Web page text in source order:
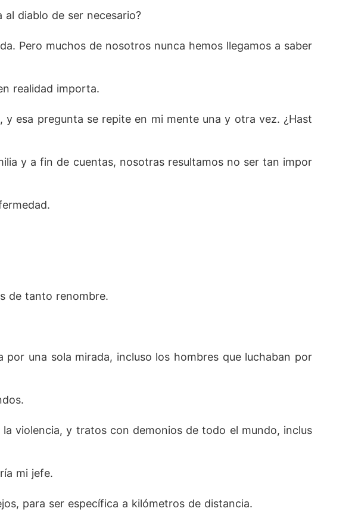
diablo de ser necesario?
Pero muchos de nosotros nunca hemos llegamos a saber
realidad importa.
esa pregunta se repite en mi mente una y otra vez. ¿Hast
y a fin de cuentas, nosotras resultamos no ser tan impor
de tanto renombre.
una sola mirada, incluso los hombres que luchaban por
violencia, y tratos con demonios de todo el mundo, inclus
mi jefe.
para ser específica a kilómetros de distancia.